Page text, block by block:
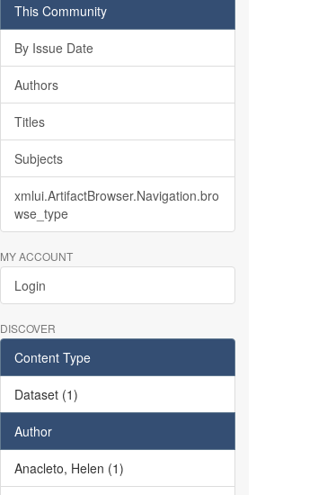
This Community
By Issue Date
Authors
Titles
Subjects
xmlui.ArtifactBrowser.Navigation.bro
wse_type
MY ACCOUNT
Login
DISCOVER
Content Type
Dataset (1)
Author
Anacleto, Helen (1)